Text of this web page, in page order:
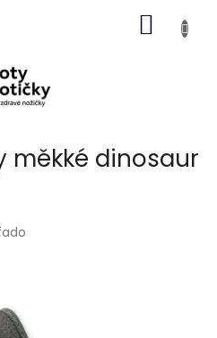
KOŠÍK
měkké dinosaur